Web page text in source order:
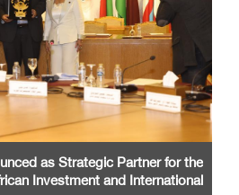
as Strategic Partner for the
Investment and International